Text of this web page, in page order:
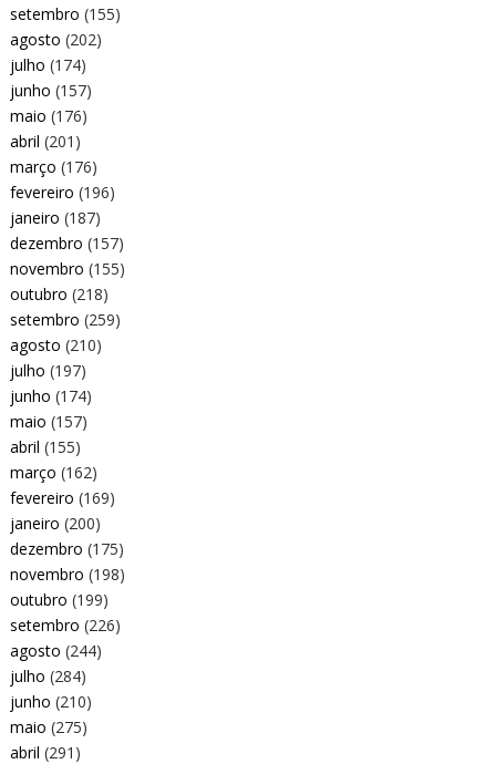
setembro (155)
agosto (202)
julho (174)
junho (157)
maio (176)
abril (201)
março (176)
fevereiro (196)
janeiro (187)
dezembro (157)
novembro (155)
outubro (218)
setembro (259)
agosto (210)
julho (197)
junho (174)
maio (157)
abril (155)
março (162)
fevereiro (169)
janeiro (200)
dezembro (175)
novembro (198)
outubro (199)
setembro (226)
agosto (244)
julho (284)
junho (210)
maio (275)
abril (291)